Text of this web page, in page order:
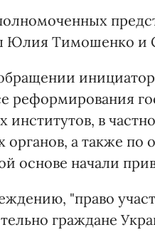
Юлия Тимошенко и
реформирования
институтов, в
органов, а также по
основе начали
"право
граждане